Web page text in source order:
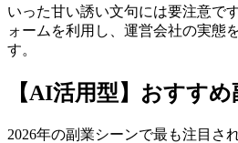
いった甘い誘い文句には要注意で
ォームを利用し、運営会社の実態
す。
【AI活用型】おすすめ
2026年の副業シーンで最も注目さ